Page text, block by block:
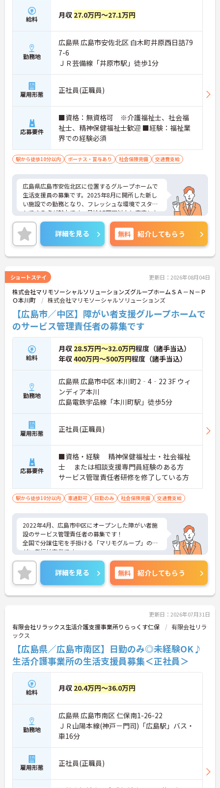
給料 月収 27.0万円～27.1万円
勤務地
広島県 広島市安佐北区 白木町井原西日詰79
7-6
ＪＲ芸備線「井原市駅」徒歩1分
雇用形態 正社員(正職員)
応募要件
■資格：無資格可 ※介護福祉士、社会福
祉士、精神保健福祉士歓迎 ■経験：福祉業
界での経験必須
駅から徒歩10分以内 ボーナス・賞与あり 社会保険完備 交通費支給
広島県広島市安佐北区に位置するグループホームで
生活支援員の募集です。2025年8月に開所した新し
い施設での勤務となり、フレッシュな環境でスター
トできる点が魅力です。月給27万円以上と安定した
収入が見込めるほか、賞与支給や昇給制度も整って
います。無資格からの応募も可能で、介護福祉士等
の資格をお持ちの方は手当の支給もあります。ご興
味のある方には、面接対策ポイントなどさらに詳細
をお話いたしますので、お気軽にご相談ください。
詳細を見る 無料 紹介してもらう
ショートステイ 更新日：2026年08月04日
株式会社マリモソーシャルソリューションズグループホームＳＡ－Ｎ－Ｐ
Ｏ本川町
株式会社マリモソーシャルソリューションズ
【広島市／中区】障がい者支援グループホームで
のサービス管理責任者の募集です
給料
月収 28.5万円～32.0万円程度（諸手当込）
年収400万円～500万円程度（諸手当込）
勤務地
広島県 広島市中区 本川町2‐4‐22 3F ウィ
ンディア本川
広島電鉄宇品線「本川町駅」徒歩5分
雇用形態 正社員(正職員)
応募要件
■資格・経験 精神保健福祉士・社会福祉
士 または相談支援専門員経験のある方
サービス管理責任者研修を修了している方
駅から徒歩10分以内 車通勤可 日勤のみ 社会保険完備 交通費支給
2022年4月、広島市中区にオープンした障がい者施
設のサービス管理責任者の募集です！
全国で分譲住宅を手掛ける「マリモグループ」の障
がい者福祉事業です。
今までの経験を活かしてステップアップしたい方、
ぜひ一緒に働きましょう！
ご興味のある方には、面接対策ポイントなど、さら
に詳細をお話しいたしますので、お気軽にご相談く
ださい。
詳細を見る 無料 紹介してもらう
更新日：2026年07月31日
有限会社リラックス生活介護支援事業所りらっくす仁保
有限会社リラ
ックス
【広島県／広島市南区】日勤のみ◎未経験OK♪
生活介護事業所の生活支援員募集＜正社員＞
給料 月収 20.4万円～36.0万円
勤務地
広島県 広島市南区 仁保南1-26-22
ＪＲ山陽本線(神戸－門司)「広島駅」バス・
車16分
雇用形態 正社員(正職員)